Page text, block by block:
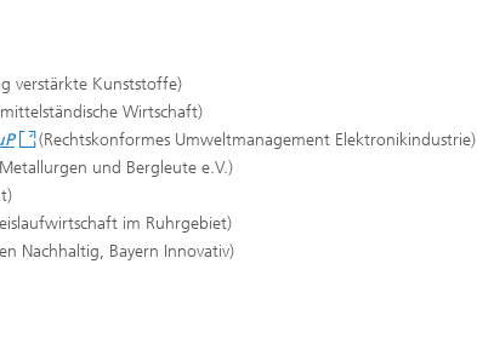
verstärkte Kunststoffe)
Wirtschaft)
(Rechtskonformes Umweltmanagement Elektronikindustrie)
und Bergleute e.V.)
im Ruhrgebiet)
Nachhaltig, Bayern Innovativ)